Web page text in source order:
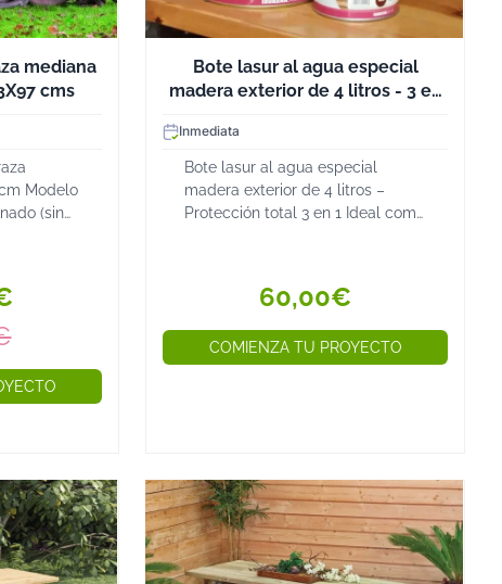
piezas que transformarán tu espacio exterior en un lugar
ideal comienza aquí!
mediana
cms
Modelo
(sin
...
Bote lasur al agua especial
madera exterior de 4 litros - 3 en
Inmediata
Bote lasur al agua especial
madera exterior de 4 litros –
Protección total 3 en 1 Ideal como
60,00€
COMIENZA TU PROYECTO